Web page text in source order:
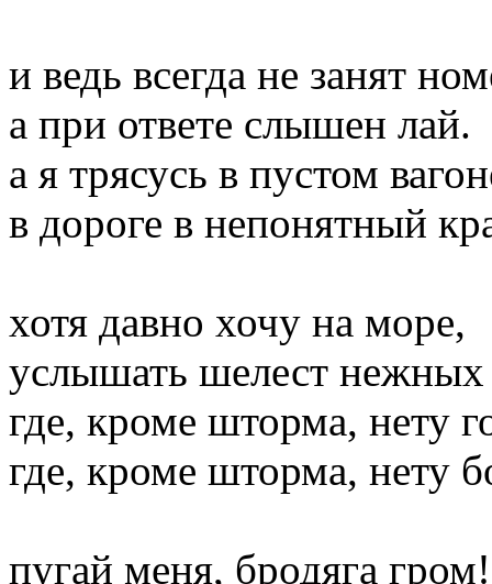
и ведь всегда не занят
а при ответе слышен лай.
а я трясусь в пустом
в дороге в непонятный
хотя давно хочу на море,
услышать шелест нежных
где, кроме шторма, нету
где, кроме шторма, нету
пугай меня, бродяга гром!